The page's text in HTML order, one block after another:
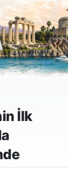
İlk